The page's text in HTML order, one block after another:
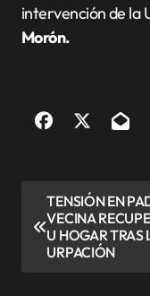
intervención de la
Morón.
a
TENSIÓN EN
VECINA
U HOGAR TRAS
URPACIÓN